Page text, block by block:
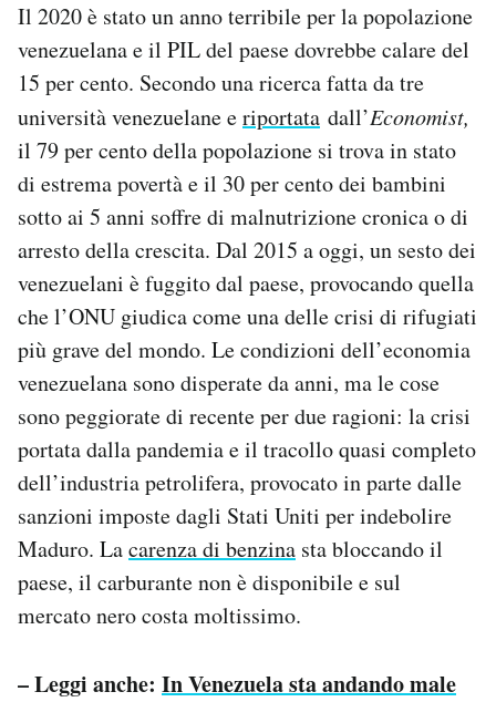
Il 2020 è stato un anno terribile per la popolazione
venezuelana e il PIL del paese dovrebbe calare del
15 per cento. Secondo una ricerca fatta da tre
università venezuelane eriportata dall’Economist,
il 79 per cento della popolazione si trova in stato
di estrema povertà e il 30 per cento dei bambini
sotto ai 5 anni soffre di malnutrizione cronica o di
arresto della crescita. Dal 2015 a oggi, un sesto dei
venezuelani è fuggito dal paese, provocando quella
che l’ONU giudica come una delle crisi di rifugiati
più grave del mondo. Le condizioni dell’economia
venezuelana sono disperate da anni, ma le cose
sono peggiorate di recente per due ragioni: la crisi
portata dalla pandemia e il tracollo quasi completo
dell’industria petrolifera, provocato in parte dalle
sanzioni imposte dagli Stati Uniti per indebolire
Maduro. Lacarenza di benzina sta bloccando il
paese, il carburante non è disponibile e sul
mercato nero costa moltissimo.
– Leggi anche: In Venezuela sta andando male